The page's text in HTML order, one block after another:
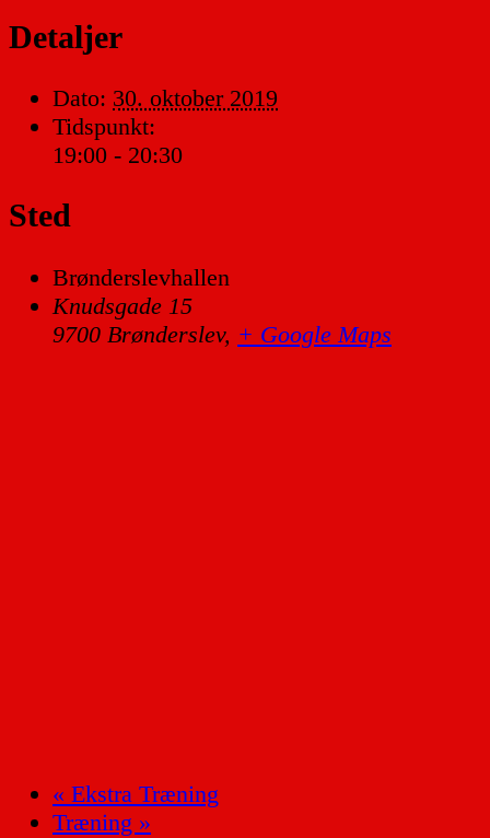
Detaljer
Dato: 30. oktober 2019
Tidspunkt:
19:00 - 20:30
Sted
Brønderslevhallen
Knudsgade 15
9700 Brønderslev, + Google Maps
« Ekstra Træning
Træning »